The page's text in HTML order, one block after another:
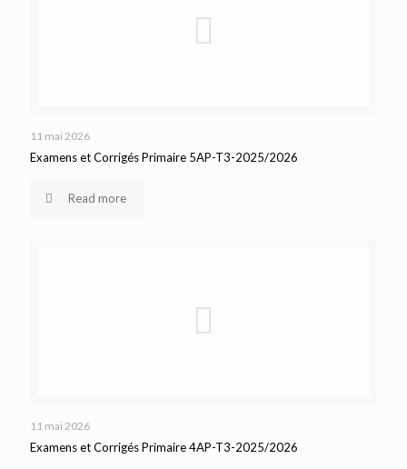
11 mai 2026
Examens et Corrigés Primaire 5AP-T3-2025/2026
Read more
11 mai 2026
Examens et Corrigés Primaire 4AP-T3-2025/2026